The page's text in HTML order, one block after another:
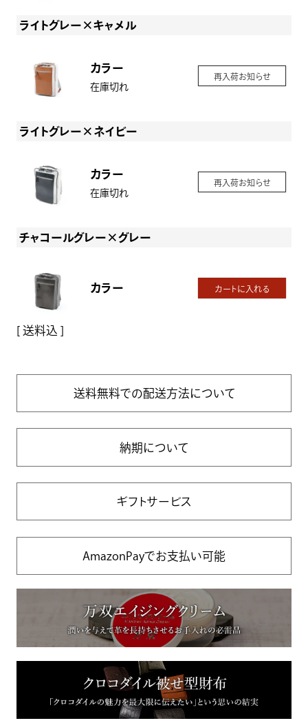
ライトグレー×キャメル
カラー
在庫切れ
再入荷お知らせ
ライトグレー×ネイビー
カラー
在庫切れ
再入荷お知らせ
チャコールグレー×グレー
カラー カートに入れる
送料込
送料無料での配送方法について
納期について
ギフトサービス
AmazonPayでお支払い可能